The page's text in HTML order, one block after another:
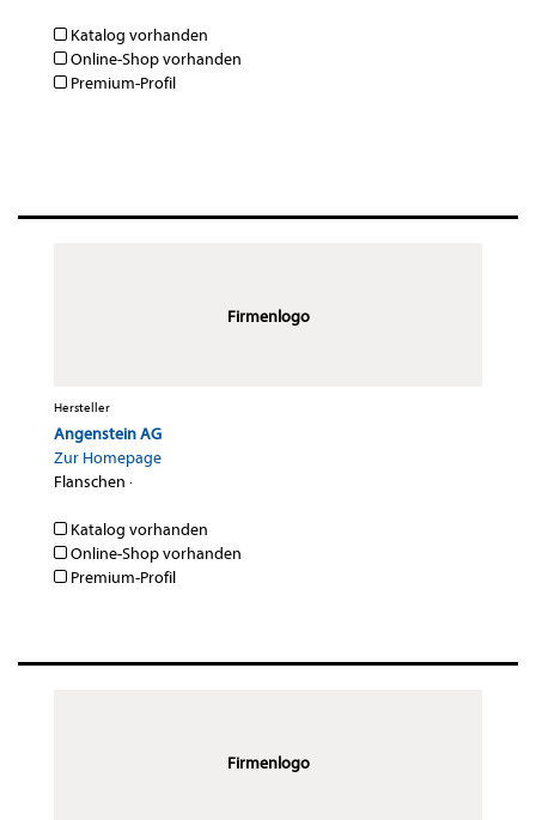
Katalog vorhanden
Online-Shop vorhanden
Premium-Profil
Firmenlogo
Hersteller
Angenstein AG
Zur Homepage
Flanschen ·
Katalog vorhanden
Online-Shop vorhanden
Premium-Profil
Firmenlogo